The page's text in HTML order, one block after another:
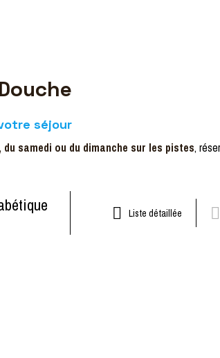
séjour
samedi ou du dimanche sur les pistes,
Liste détaillée